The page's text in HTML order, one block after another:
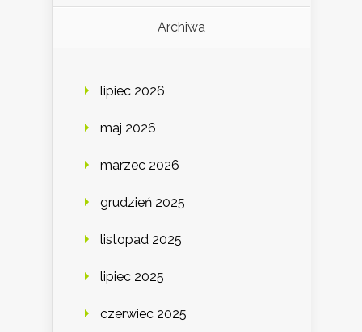
Archiwa
lipiec 2026
maj 2026
marzec 2026
grudzień 2025
listopad 2025
lipiec 2025
czerwiec 2025